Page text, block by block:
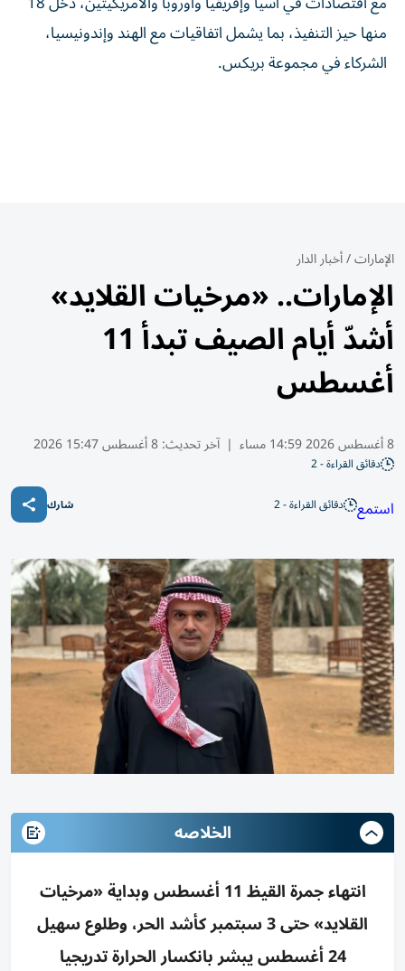
منها حيز التنفيذ، بما يشمل اتفاقيات مع الهند وإندونيسيا،
الشركاء في مجموعة بريكس.
الإمارات/أخبار الدار
الإمارات.. «مرخيات القلايد»
أشدّ أيام الصيف تبدأ 11
أغسطس
8 أغسطس 2026 14:59 مساء | آخر تحديث:8 أغسطس 15:47 2026
دقائق القراءة - 2
استمع دقائق القراءة - 2 شارك
الخلاصه
انتهاء جمرة القيظ 11 أغسطس وبداية «مرخيات
القلايد» حتى 3 سبتمبر كأشد الحر، وطلوع سهيل
24 أغسطس يبشر بانكسار الحرارة تدريجيا